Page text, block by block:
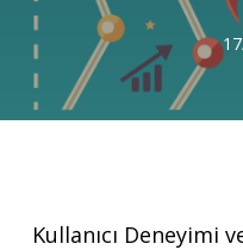
Kullanıcı Deneyimi